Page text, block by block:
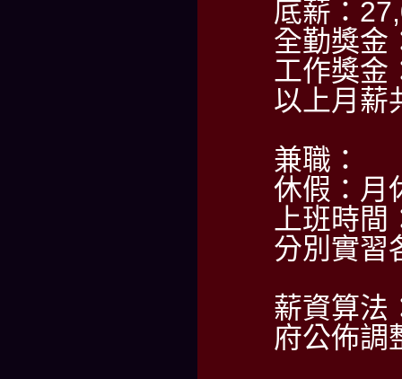
底薪：
全勤獎金
工作獎金
以上月薪
兼職：
休假：月
上班時
分別實習
薪資算法
府公佈調